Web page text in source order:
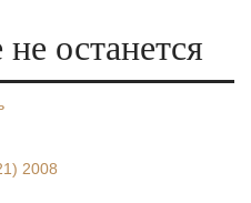
останется
2008